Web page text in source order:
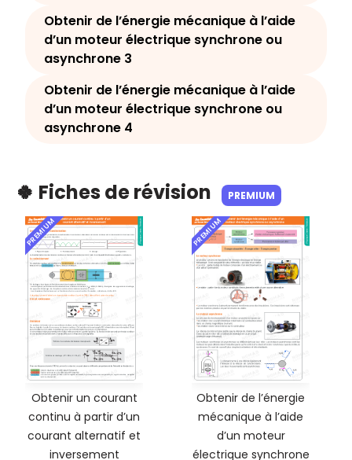
Obtenir de l’énergie mécanique à l’aide
d’un moteur électrique synchrone ou
asynchrone 3
Obtenir de l’énergie mécanique à l’aide
d’un moteur électrique synchrone ou
asynchrone 4
🍀 Fiches de révision PREMIUM
PREMIUM
Obtenir un courant
continu à partir d’un
courant alternatif et
inversement
PREMIUM
Obtenir de l’énergie
mécanique à l’aide
d’un moteur
électrique synchrone